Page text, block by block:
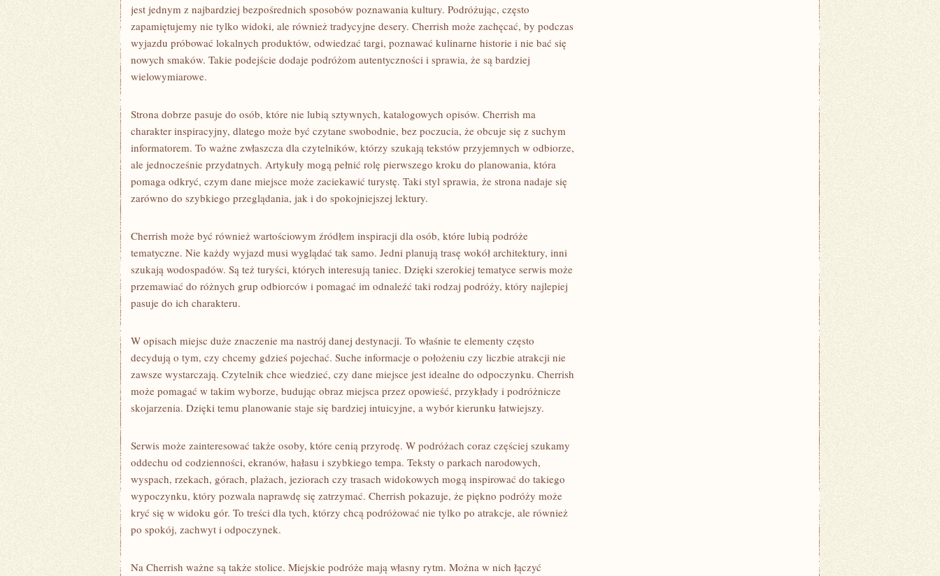
jest jednym z najbardziej bezpośrednich sposobów poznawania kultury. Podróżując, często
zapamiętujemy nie tylko widoki, ale również tradycyjne desery. Cherrish może zachęcać, by podczas
wyjazdu próbować lokalnych produktów, odwiedzać targi, poznawać kulinarne historie i nie bać się
nowych smaków. Takie podejście dodaje podróżom autentyczności i sprawia, że są bardziej
wielowymiarowe.
Strona dobrze pasuje do osób, które nie lubią sztywnych, katalogowych opisów. Cherrish ma
charakter inspiracyjny, dlatego może być czytane swobodnie, bez poczucia, że obcuje się z suchym
informatorem. To ważne zwłaszcza dla czytelników, którzy szukają tekstów przyjemnych w odbiorze,
ale jednocześnie przydatnych. Artykuły mogą pełnić rolę pierwszego kroku do planowania, która
pomaga odkryć, czym dane miejsce może zaciekawić turystę. Taki styl sprawia, że strona nadaje się
zarówno do szybkiego przeglądania, jak i do spokojniejszej lektury.
Cherrish może być również wartościowym źródłem inspiracji dla osób, które lubią podróże
tematyczne. Nie każdy wyjazd musi wyglądać tak samo. Jedni planują trasę wokół architektury, inni
szukają wodospadów. Są też turyści, których interesują taniec. Dzięki szerokiej tematyce serwis może
przemawiać do różnych grup odbiorców i pomagać im odnaleźć taki rodzaj podróży, który najlepiej
pasuje do ich charakteru.
W opisach miejsc duże znaczenie ma nastrój danej destynacji. To właśnie te elementy często
decydują o tym, czy chcemy gdzieś pojechać. Suche informacje o położeniu czy liczbie atrakcji nie
zawsze wystarczają. Czytelnik chce wiedzieć, czy dane miejsce jest idealne do odpoczynku. Cherrish
może pomagać w takim wyborze, budując obraz miejsca przez opowieść, przykłady i podróżnicze
skojarzenia. Dzięki temu planowanie staje się bardziej intuicyjne, a wybór kierunku łatwiejszy.
Serwis może zainteresować także osoby, które cenią przyrodę. W podróżach coraz częściej szukamy
oddechu od codzienności, ekranów, hałasu i szybkiego tempa. Teksty o parkach narodowych,
wyspach, rzekach, górach, plażach, jeziorach czy trasach widokowych mogą inspirować do takiego
wypoczynku, który pozwala naprawdę się zatrzymać. Cherrish pokazuje, że piękno podróży może
kryć się w widoku gór. To treści dla tych, którzy chcą podróżować nie tylko po atrakcje, ale również
po spokój, zachwyt i odpoczynek.
Na Cherrish ważne są także stolice. Miejskie podróże mają własny rytm. Można w nich łączyć